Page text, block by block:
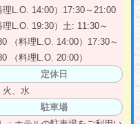
理L.O. 14:00）17:30～21:00
理L.O. 19:30）土: 11:30～
（料理L.O. 14:00）17:30～
（料理L.O. 20:00）
定休日
火、水
駐車場